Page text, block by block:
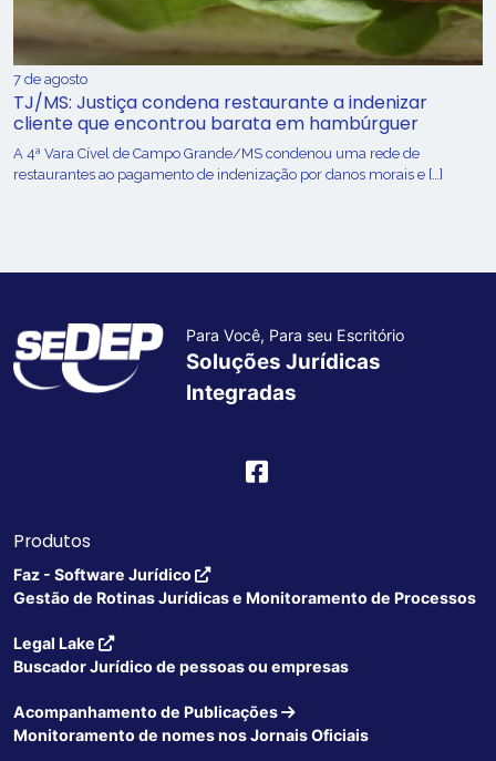
7 de agosto
TJ/MS: Justiça condena restaurante a indenizar
cliente que encontrou barata em hambúrguer
A 4ª Vara Cível de Campo Grande/MS condenou uma rede de
restaurantes ao pagamento de indenização por danos morais e […]
Para Você, Para seu Escritório
Soluções Jurídicas
Integradas
Produtos
Faz - Software Jurídico
Gestão de Rotinas Jurídicas e Monitoramento de Processos
Legal Lake
Buscador Jurídico de pessoas ou empresas
Acompanhamento de Publicações
Monitoramento de nomes nos Jornais Oficiais